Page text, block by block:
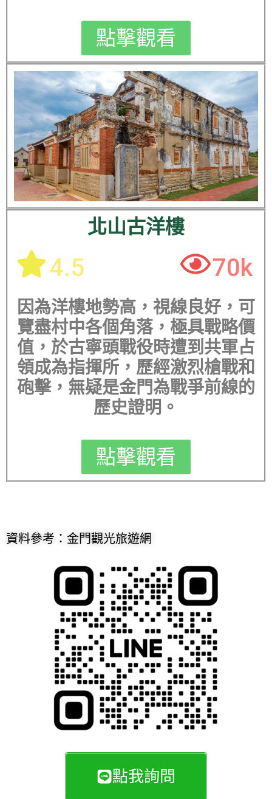
點擊觀看
北山古洋樓
4.5 70k
因為洋樓地勢高，視線良好，可
覽盡村中各個角落，極具戰略價
值，於古寧頭戰役時遭到共軍占
領成為指揮所，歷經激烈槍戰和
砲擊，無疑是金門為戰爭前線的
歷史證明。
點擊觀看
資料參考：金門觀光旅遊網
點我詢問